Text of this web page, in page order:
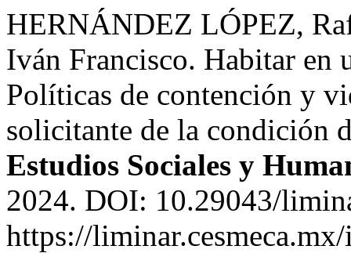
HERNÁNDEZ LÓPEZ,
Iván Francisco. Habitar en
Políticas de contención y
solicitante de la condición
Estudios Sociales y
2024. DOI: 10.29043/
https://